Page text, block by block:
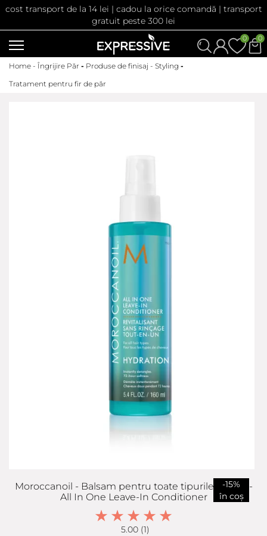
cost transport de la 14 lei | cadou la orice comandă | transport
gratuit peste 300 lei
0
0
Home - Îngrijire Păr - Produse de finisaj - Styling -
Tratament pentru fir de păr
Moroccanoil - Balsam pentru toate tipurile de par -
All In One Leave-In Conditioner
-15%
în coș
5.00 (1)